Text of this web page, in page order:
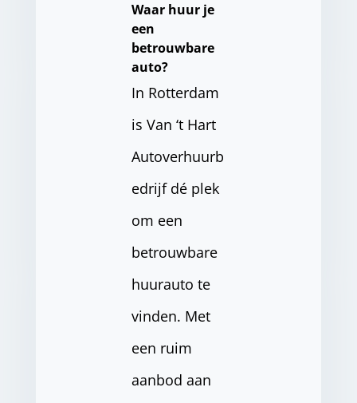
Waar huur je
een
betrouwbare
auto?
In Rotterdam
is Van ‘t Hart
Autoverhuurb
edrijf dé plek
om een
betrouwbare
huurauto te
vinden. Met
een ruim
aanbod aan